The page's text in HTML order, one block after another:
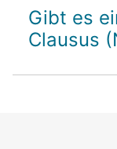
Gibt es
Clausus